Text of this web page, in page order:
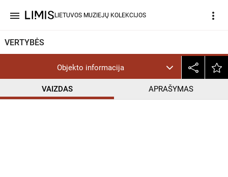
menu LIETUVOS MUZIEJŲ KOLEKCIJOS more_vert
VERTYBĖS
Objekto informacija
VAIZDAS APRAŠYMAS
CC BY help_outline